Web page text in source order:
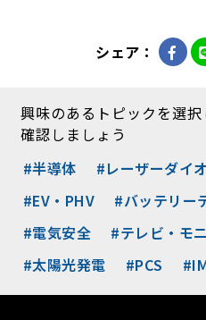
シェア：
興味のあるトピックを選
確認しましょう
#半導体
#レーザーダイ
#EV・PHV
#バッテリー
#電気安全
#テレビ・モ
#太陽光発電
#PCS